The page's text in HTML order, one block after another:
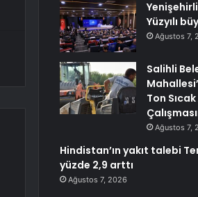
Yüzyılı
Ağustos 7,
Salihli
Ton
Ağustos 7,
Hindistan’ın yakıt talebi
yüzde 2,9 arttı
Ağustos 7, 2026